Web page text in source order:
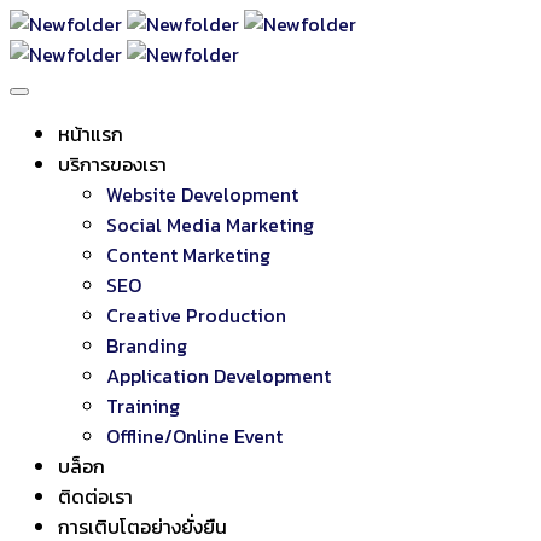
หน้าแรก
บริการของเรา
Website Development
Social Media Marketing
Content Marketing
SEO
Creative Production
Branding
Application Development
Training
Offline/Online Event
บล็อก
ติดต่อเรา
การเติบโตอย่างยั่งยืน